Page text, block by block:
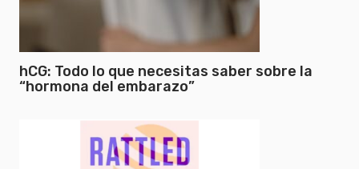
hCG: Todo lo que necesitas saber sobre la
“hormona del embarazo”